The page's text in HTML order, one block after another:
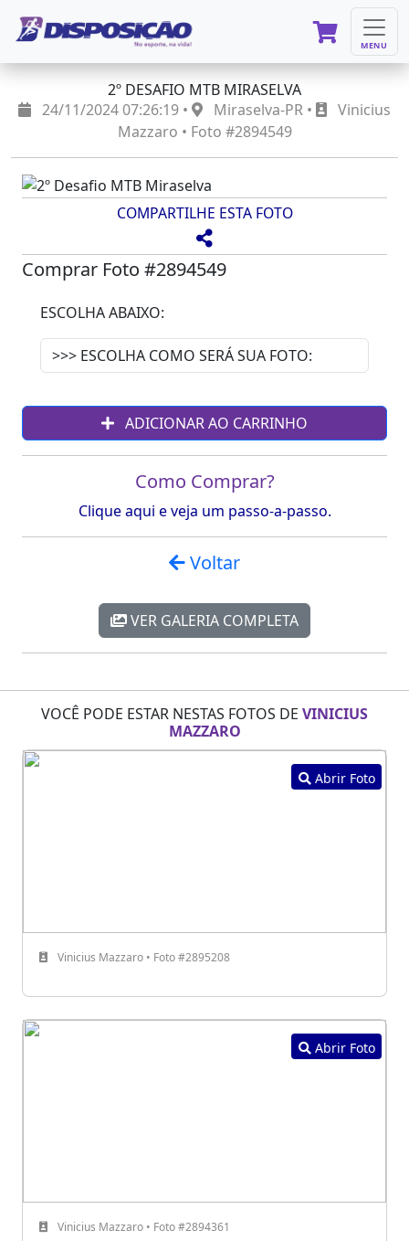
MENU
2º DESAFIO MTB MIRASELVA
24/11/2024 07:26:19 •
Miraselva-PR •
Vinicius
Mazzaro • Foto #2894549
COMPARTILHE ESTA FOTO
Comprar Foto #2894549
ESCOLHA ABAIXO:
ADICIONAR AO CARRINHO
Como Comprar?
Clique aqui e veja um passo-a-passo.
Voltar
VER GALERIA COMPLETA
VOCÊ PODE ESTAR NESTAS FOTOS DE VINICIUS
MAZZARO
Abrir Foto
Vinicius Mazzaro • Foto #2895208
Abrir Foto
Vinicius Mazzaro • Foto #2894361